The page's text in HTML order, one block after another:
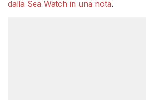
dalla Sea Watch in una nota.